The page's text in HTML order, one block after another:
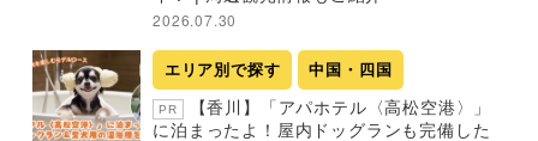
2026.07.30
エリア別で探す 中国・四国
PR
【香川】「アパホテル〈高松空港〉」
に泊まったよ！屋内ドッグランも完備した